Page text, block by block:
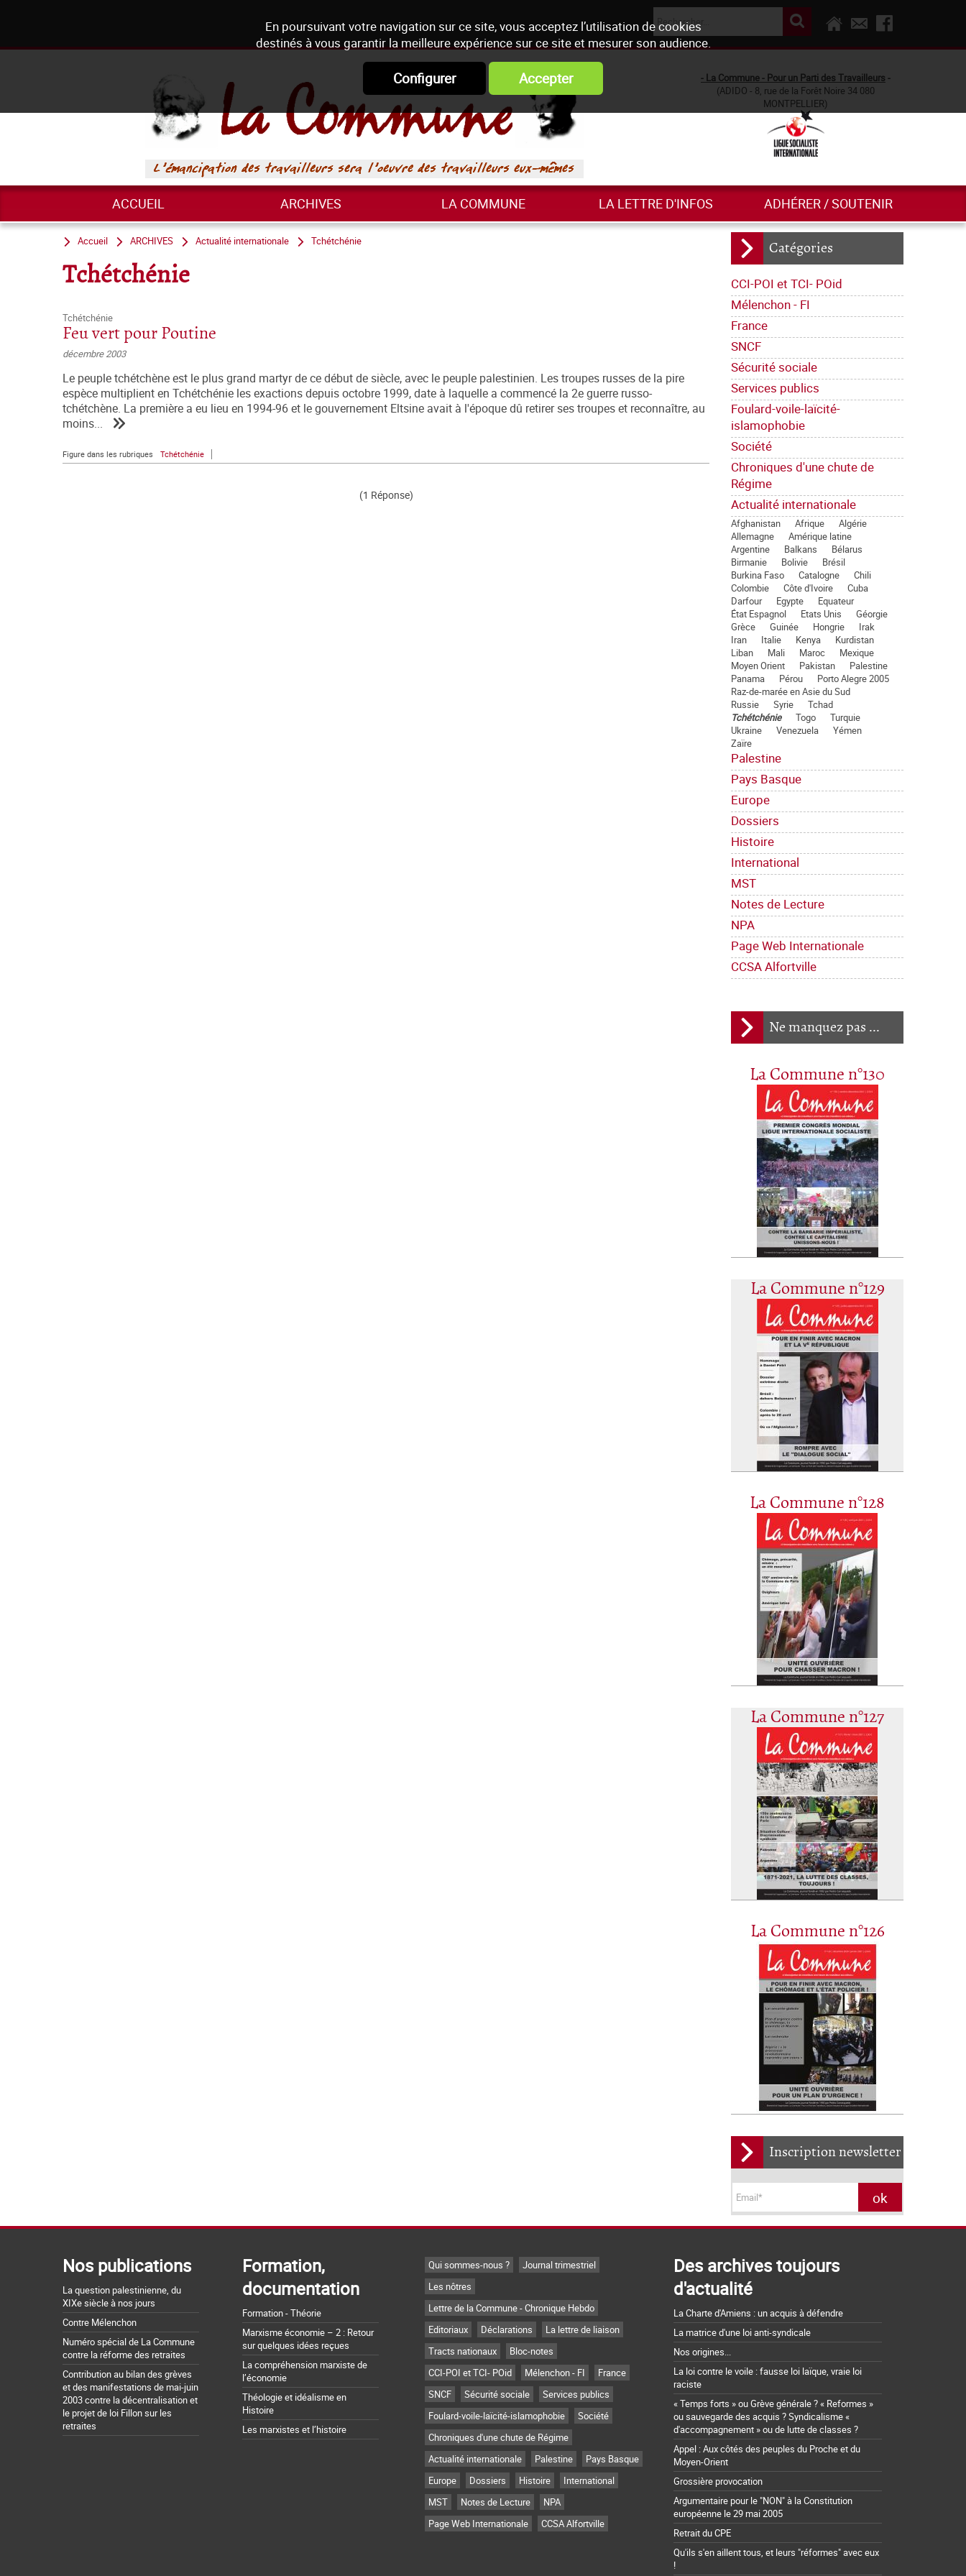
En poursuivant votre navigation sur ce site, vous acceptez l’utilisation de cookies
destinés à vous garantir la meilleure expérience sur ce site et mesurer son audience.
Configurer Accepter - La Commune - Pour un Parti des Travailleurs -
(ADIDO - 8, rue de la Forêt Noire 34 080
MONTPELLIER)
ACCUEIL ARCHIVES LA COMMUNE LA LETTRE D'INFOS ADHÉRER / SOUTENIR
Catégories
CCI-POI et TCI- POid
Mélenchon - FI
France
SNCF
Sécurité sociale
Services publics
Foulard-voile-laïcité-
islamophobie
Société
Chroniques d'une chute de
Régime
Actualité internationale
Afghanistan Afrique
Algérie
Allemagne
Amérique latine
Argentine
Balkans
Bélarus
Birmanie
Bolivie
Brésil
Burkina Faso
Catalogne
Chili
Colombie
Côte d'Ivoire
Cuba
Darfour
Egypte
Equateur
État Espagnol
Etats Unis
Géorgie
Grèce
Guinée Hongrie
Irak
Iran
Italie Kenya
Kurdistan
Liban
Mali Maroc
Mexique
Moyen Orient
Pakistan
Palestine
Panama
Pérou
Porto Alegre 2005
Raz-de-marée en Asie du Sud
Russie
Syrie
Tchad
Tchétchénie
Togo
Turquie
Ukraine
Venezuela
Yémen
Zaïre
Palestine
Pays Basque
Europe
Dossiers
Histoire
International
MST
Notes de Lecture
NPA
Page Web Internationale
CCSA Alfortville
Ne manquez pas ...
La Commune n°130
La Commune n°129
La Commune n°128
La Commune n°127
La Commune n°126
Inscription newsletter
Accueil ARCHIVES Actualité internationale Tchétchénie
Tchétchénie
Tchétchénie
Feu vert pour Poutine
décembre 2003
Le peuple tchétchène est le plus grand martyr de ce début de siècle, avec le peuple palestinien. Les troupes russes de la pire
espèce multiplient en Tchétchénie les exactions depuis octobre 1999, date à laquelle a commencé la 2e guerre russo-
tchétchène. La première a eu lieu en 1994-96 et le gouvernement Eltsine avait à l'époque dû retirer ses troupes et reconnaître, au
moins...
Figure dans les rubriques Tchétchénie
(1 Réponse)
Nos publications
La question palestinienne, du
XIXe siècle à nos jours
Contre Mélenchon
Numéro spécial de La Commune
contre la réforme des retraites
Contribution au bilan des grèves
et des manifestations de mai-juin
2003 contre la décentralisation et
le projet de loi Fillon sur les
retraites
Formation,
documentation
Formation - Théorie
Marxisme économie – 2 : Retour
sur quelques idées reçues
La compréhension marxiste de
l’économie
Théologie et idéalisme en
Histoire
Les marxistes et l’histoire
Qui sommes-nous ?
Journal trimestriel
Les nôtres
Lettre de la Commune - Chronique Hebdo
Editoriaux
Déclarations
La lettre de liaison
Tracts nationaux
Bloc-notes
CCI-POI et TCI- POid
Mélenchon - FI
France
SNCF
Sécurité sociale
Services publics
Foulard-voile-laïcité-islamophobie
Société
Chroniques d'une chute de Régime
Actualité internationale
Palestine
Pays Basque
Europe
Dossiers Histoire
International
MST
Notes de Lecture
NPA
Page Web Internationale
CCSA Alfortville
Des archives toujours
d'actualité
La Charte d'Amiens : un acquis à défendre
La matrice d'une loi anti-syndicale
Nos origines...
La loi contre le voile : fausse loi laïque, vraie loi
raciste
« Temps forts » ou Grève générale ? « Reformes »
ou sauvegarde des acquis ? Syndicalisme «
d'accompagnement » ou de lutte de classes ?
Appel : Aux côtés des peuples du Proche et du
Moyen-Orient
Grossière provocation
Argumentaire pour le "NON" à la Constitution
européenne le 29 mai 2005
Retrait du CPE
Qu'ils s'en aillent tous, et leurs "réformes" avec eux
!